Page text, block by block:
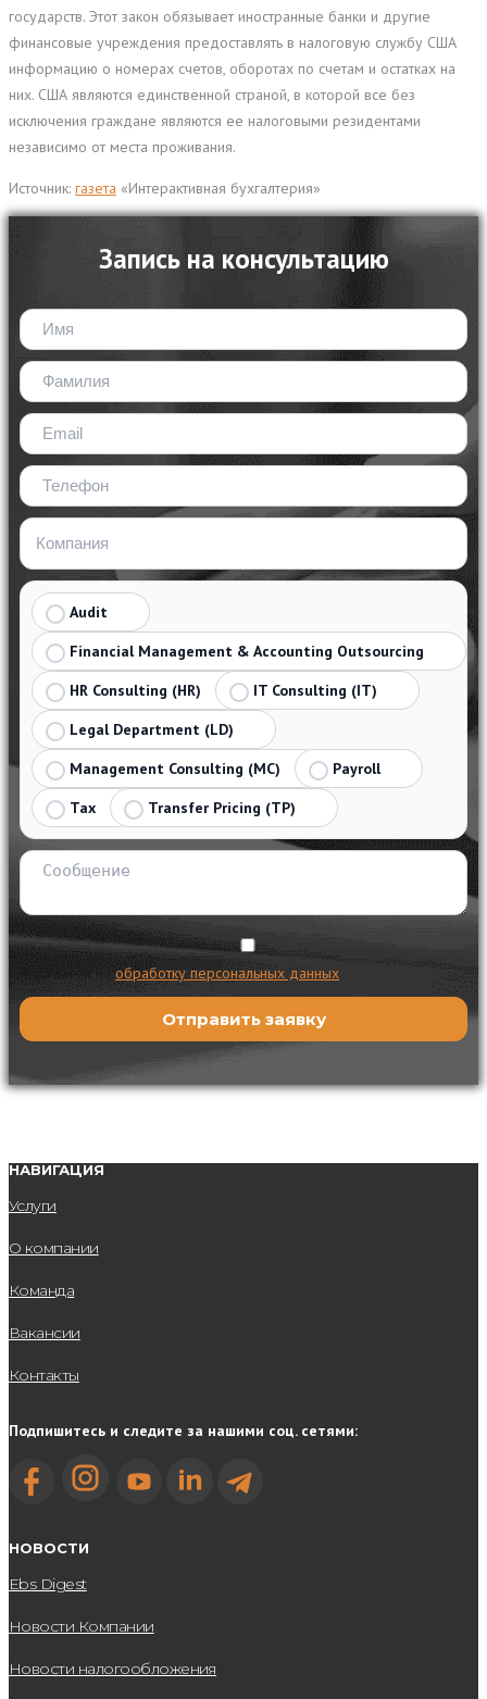
государств. Этот закон обязывает иностранные банки и другие
финансовые учреждения предоставлять в налоговую службу США
информацию о номерах счетов, оборотах по счетам и остатках на
них. США являются единственной страной, в которой все без
исключения граждане являются ее налоговыми резидентами
независимо от места проживания.
Источник: газета «Интерактивная бухгалтерия»
Запись на консультацию
Audit
Financial Management & Accounting Outsourcing
HR Consulting (HR)
IT Consulting (IT)
Legal Department (LD)
Management Consulting (MC)
Payroll
Tax
Transfer Pricing (TP)
Я согласен наобработку персональных данных
НАВИГАЦИЯ
Услуги
О компании
Команда
Вакансии
Контакты
Подпишитесь и следите за нашими соц. сетями:
НОВОСТИ
Ebs Digest
Новости Компании
Новости налогообложения